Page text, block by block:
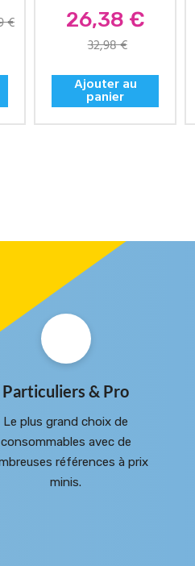
€ Prix
26,38 €
32,98 €
Ajouter au
panier
Particuliers & Pro
Le plus grand choix de
consommables avec de
références à prix
minis.